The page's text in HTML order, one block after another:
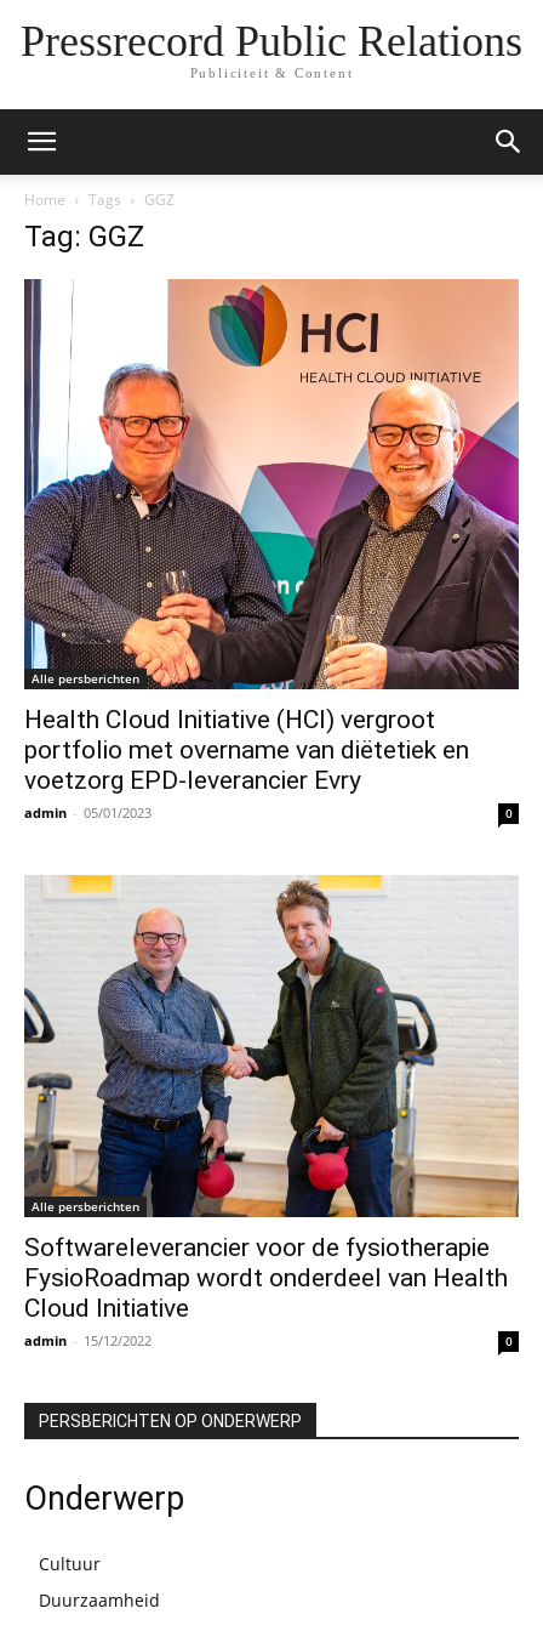
Pressrecord Public Relations
Publiciteit & Content
Home Tags GGZ
Tag: GGZ
Alle persberichten
Health Cloud Initiative (HCI) vergroot
portfolio met overname van diëtetiek en
voetzorg EPD-leverancier Evry
admin - 05/01/2023 0
Alle persberichten
Softwareleverancier voor de fysiotherapie
FysioRoadmap wordt onderdeel van Health
Cloud Initiative
admin - 15/12/2022 0
PERSBERICHTEN OP ONDERWERP
Onderwerp
Cultuur
Duurzaamheid